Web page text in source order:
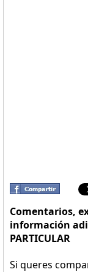
Comentarios,
información
PARTICULAR
Si queres